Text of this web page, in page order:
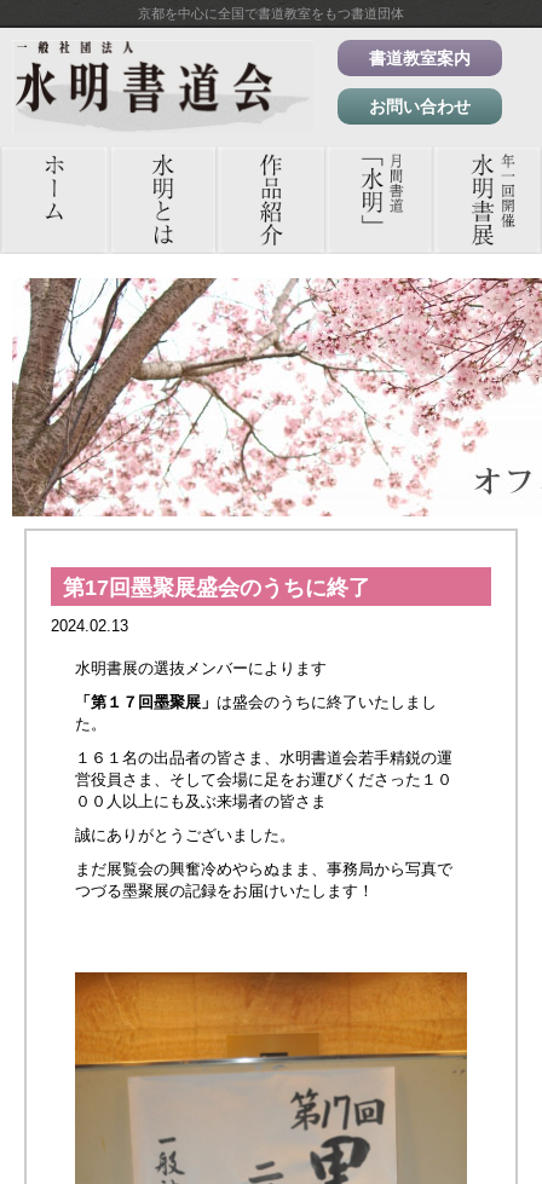
京都を中心に全国で書道教室をもつ書道団体
書道教室案内
お問い合わせ
第17回墨聚展盛会のうちに終了
2024.02.13
水明書展の選抜メンバーによります
「第１７回墨聚展」 は盛会のうちに終了いたしまし
た。
１６１名の出品者の皆さま、水明書道会若手精鋭の運
営役員さま、そして会場に足をお運びくださった１０
００人以上にも及ぶ来場者の皆さま
誠にありがとうございました。
まだ展覧会の興奮冷めやらぬまま、事務局から写真で
つづる墨聚展の記録をお届けいたします！